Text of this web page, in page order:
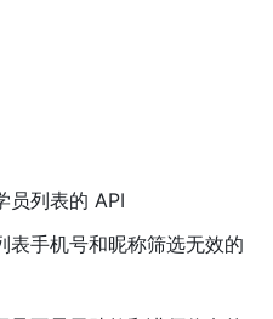
员列表的 API
手机号和昵称筛选无效的